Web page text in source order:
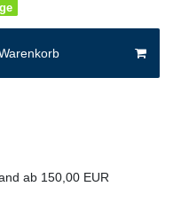
ab 150,00 EUR